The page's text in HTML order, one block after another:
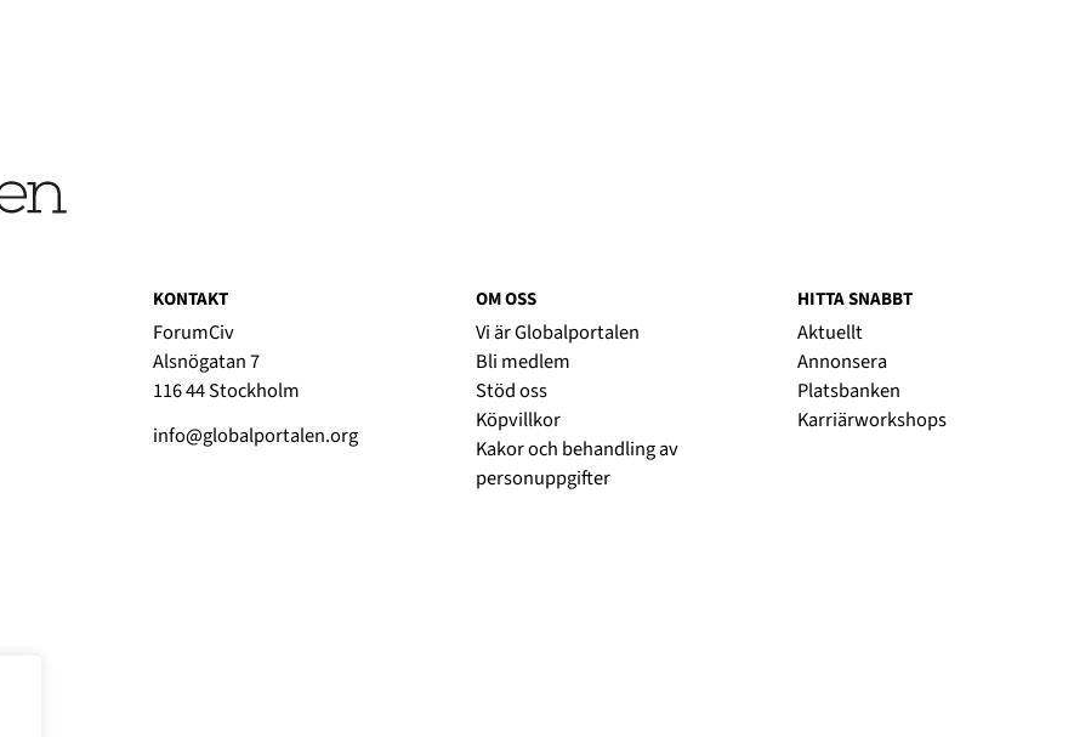
KONTAKT
ForumCiv
Alsnögatan 7
116 44 Stockholm
info@globalportalen.org
OM OSS
Vi är Globalportalen
Bli medlem
Stöd oss
Köpvillkor
Kakor och behandling av
personuppgifter
HITTA SNABBT
Aktuellt
Annonsera
Platsbanken
Karriärworkshops